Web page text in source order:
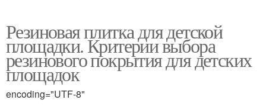
Резиновая плитка для детской
площадки. Критерии выбора
резинового покрытия для детских
площадок
encoding="UTF-8"